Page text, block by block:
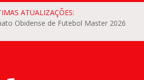
ATUALIZAÇÕES:
Obidense de Futebol Master 2026